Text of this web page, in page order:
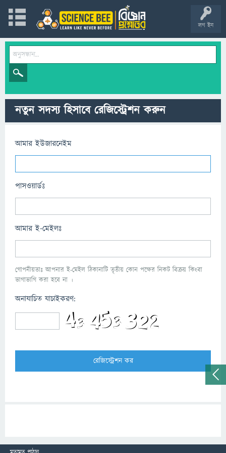
লগ ইন
নতুন সদস্য হিসাবে রেজিস্ট্রেশন করুন
আমার ইউজারনেইম
পাসওয়ার্ডঃ
আমার ই-মেইলঃ
গোপনীয়তাঃ আপনার ই-মেইল ঠিকানাটি তৃতীয় কোন পক্ষের নিকট বিক্রয় কিংবা
ভাগাভাগি করা হবে না ।
অনাযাচিত যাচাইকরণ: